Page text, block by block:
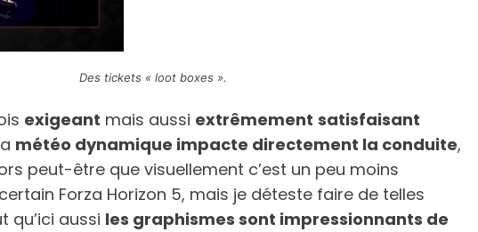
Des tickets « loot boxes ».
exigeant mais aussi extrêmement satisfaisant
météo dynamique impacte directement la conduite,
peut-être que visuellement c’est un peu moins
Forza Horizon 5, mais je déteste faire de telles
qu’ici aussi les graphismes sont impressionnants de